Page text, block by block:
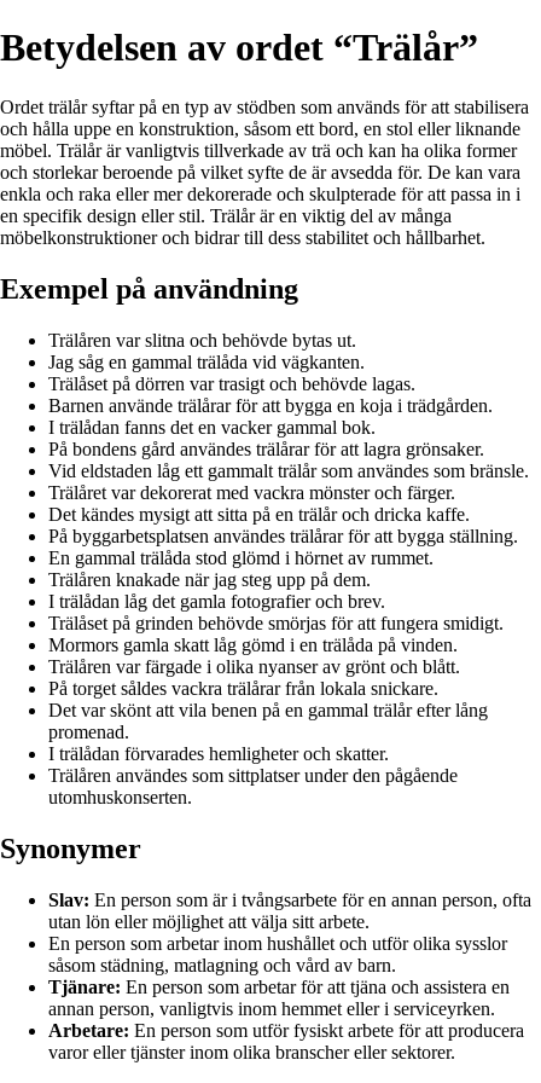
Betydelsen av ordet “Trälår”
Ordet trälår syftar på en typ av stödben som används för att stabilisera
och hålla uppe en konstruktion, såsom ett bord, en stol eller liknande
möbel. Trälår är vanligtvis tillverkade av trä och kan ha olika former
och storlekar beroende på vilket syfte de är avsedda för. De kan vara
enkla och raka eller mer dekorerade och skulpterade för att passa in i
en specifik design eller stil. Trälår är en viktig del av många
möbelkonstruktioner och bidrar till dess stabilitet och hållbarhet.
Exempel på användning
Trälåren var slitna och behövde bytas ut.
Jag såg en gammal trälåda vid vägkanten.
Trälåset på dörren var trasigt och behövde lagas.
Barnen använde trälårar för att bygga en koja i trädgården.
I trälådan fanns det en vacker gammal bok.
På bondens gård användes trälårar för att lagra grönsaker.
Vid eldstaden låg ett gammalt trälår som användes som bränsle.
Trälåret var dekorerat med vackra mönster och färger.
Det kändes mysigt att sitta på en trälår och dricka kaffe.
På byggarbetsplatsen användes trälårar för att bygga ställning.
En gammal trälåda stod glömd i hörnet av rummet.
Trälåren knakade när jag steg upp på dem.
I trälådan låg det gamla fotografier och brev.
Trälåset på grinden behövde smörjas för att fungera smidigt.
Mormors gamla skatt låg gömd i en trälåda på vinden.
Trälåren var färgade i olika nyanser av grönt och blått.
På torget såldes vackra trälårar från lokala snickare.
Det var skönt att vila benen på en gammal trälår efter lång
promenad.
I trälådan förvarades hemligheter och skatter.
Trälåren användes som sittplatser under den pågående
utomhuskonserten.
Synonymer
Slav: En person som är i tvångsarbete för en annan person, ofta
utan lön eller möjlighet att välja sitt arbete.
En person som arbetar inom hushållet och utför olika sysslor
såsom städning, matlagning och vård av barn.
Tjänare: En person som arbetar för att tjäna och assistera en
annan person, vanligtvis inom hemmet eller i serviceyrken.
Arbetare: En person som utför fysiskt arbete för att producera
varor eller tjänster inom olika branscher eller sektorer.